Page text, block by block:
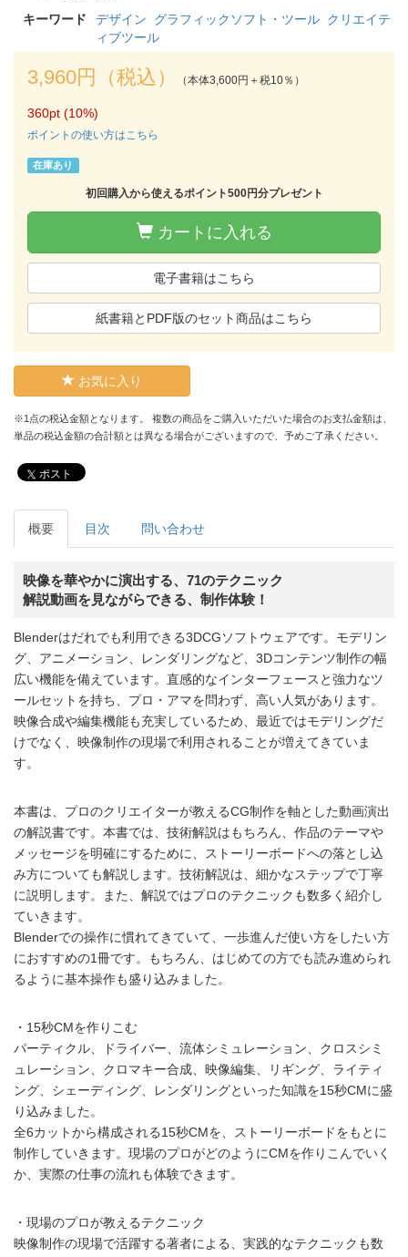
キーワード
デザイン グラフィックソフト・ツール クリエイテ
ィブツール
3,960円（税込） （本体3,600円＋税10％）
360pt (10%)
ポイントの使い方はこちら
在庫あり
初回購入から使えるポイント500円分プレゼント
カートに入れる
電子書籍はこちら
紙書籍とPDF版のセット商品はこちら
お気に入り
※1点の税込金額となります。 複数の商品をご購入いただいた場合のお支払金額は、
単品の税込金額の合計額とは異なる場合がございますので、予めご了承ください。
ポスト
概要 目次 問い合わせ
映像を華やかに演出する、71のテクニック
解説動画を見ながらできる、制作体験！
Blenderはだれでも利用できる3DCGソフトウェアです。モデリン
グ、アニメーション、レンダリングなど、3Dコンテンツ制作の幅
広い機能を備えています。直感的なインターフェースと強力なツ
ールセットを持ち、プロ・アマを問わず、高い人気があります。
映像合成や編集機能も充実しているため、最近ではモデリングだ
けでなく、映像制作の現場で利用されることが増えてきていま
す。
本書は、プロのクリエイターが教えるCG制作を軸とした動画演出
の解説書です。本書では、技術解説はもちろん、作品のテーマや
メッセージを明確にするために、ストーリーボードへの落とし込
み方についても解説します。技術解説は、細かなステップで丁寧
に説明します。また、解説ではプロのテクニックも数多く紹介し
ていきます。
Blenderでの操作に慣れてきていて、一歩進んだ使い方をしたい方
におすすめの1冊です。もちろん、はじめての方でも読み進められ
るように基本操作も盛り込みました。
・15秒CMを作りこむ
パーティクル、ドライバー、流体シミュレーション、クロスシミ
ュレーション、クロマキー合成、映像編集、リギング、ライティ
ング、シェーディング、レンダリングといった知識を15秒CMに盛
り込みました。
全6カットから構成される15秒CMを、ストーリーボードをもとに
制作していきます。現場のプロがどのようにCMを作りこんでいく
か、実際の仕事の流れも体験できます。
・現場のプロが教えるテクニック
映像制作の現場で活躍する著者による、実践的なテクニックも数